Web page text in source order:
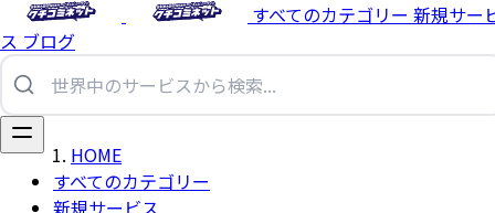
すべてのカテゴリー 新規サー
ス ブログ
すべてのカテゴリー
新規サービス
HOME